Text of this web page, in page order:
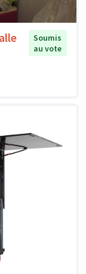
Soumis
au vote